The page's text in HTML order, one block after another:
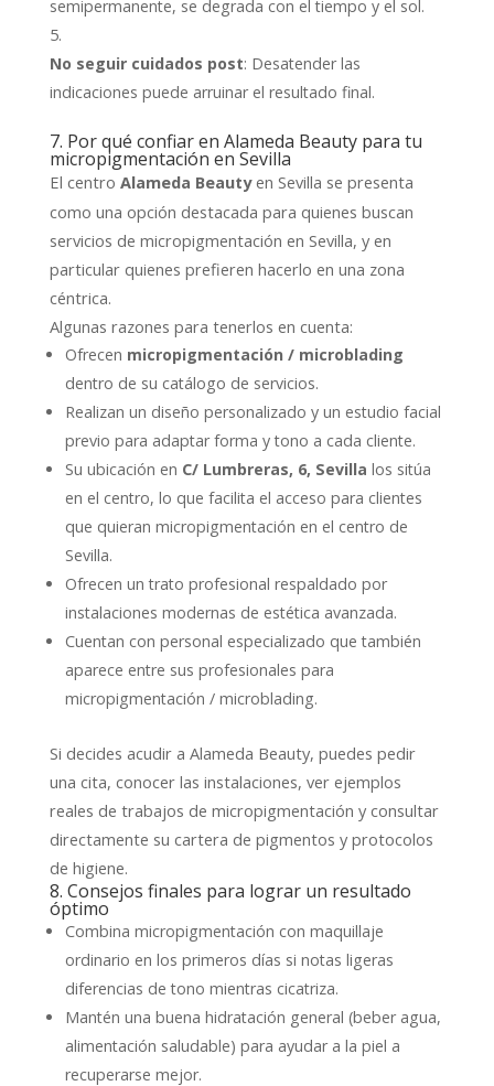
semipermanente, se degrada con el tiempo y el sol.
No seguir cuidados post: Desatender las
indicaciones puede arruinar el resultado final.
7. Por qué confiar en Alameda Beauty para tu
micropigmentación en Sevilla
El centro Alameda Beautyen Sevilla se presenta
como una opción destacada para quienes buscan
servicios de micropigmentación en Sevilla, y en
particular quienes prefieren hacerlo en una zona
céntrica.
Algunas razones para tenerlos en cuenta:
Ofrecen micropigmentación / microblading
dentro de su catálogo de servicios.
Realizan un diseño personalizado y un estudio facial
previo para adaptar forma y tono a cada cliente.
Su ubicación en C/ Lumbreras, 6, Sevilla los sitúa
en el centro, lo que facilita el acceso para clientes
que quieran micropigmentación en el centro de
Sevilla.
Ofrecen un trato profesional respaldado por
instalaciones modernas de estética avanzada.
Cuentan con personal especializado que también
aparece entre sus profesionales para
micropigmentación / microblading.
Si decides acudir a Alameda Beauty, puedes pedir
una cita, conocer las instalaciones, ver ejemplos
reales de trabajos de micropigmentación y consultar
directamente su cartera de pigmentos y protocolos
de higiene.
8. Consejos finales para lograr un resultado
óptimo
Combina micropigmentación con maquillaje
ordinario en los primeros días si notas ligeras
diferencias de tono mientras cicatriza.
Mantén una buena hidratación general (beber agua,
alimentación saludable) para ayudar a la piel a
recuperarse mejor.